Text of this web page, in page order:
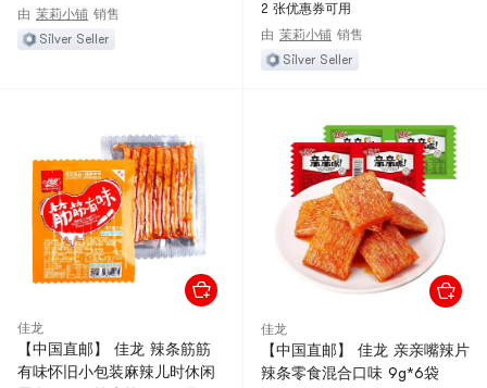
由 茉莉小铺 销售
Silver Seller
2 张优惠券可用
由 茉莉小铺 销售
Silver Seller
佳龙
【中国直邮】 佳龙 辣条筋筋
有味怀旧小包装麻辣儿时休闲
佳龙
【中国直邮】 佳龙 亲亲嘴辣片
辣条零食混合口味 9g*6袋